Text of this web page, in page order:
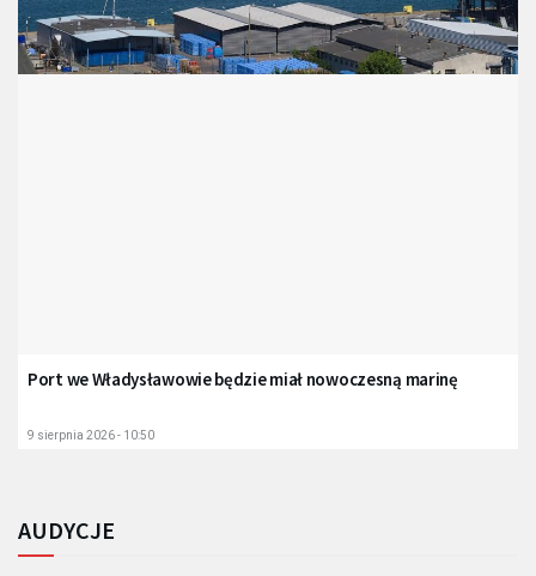
Port we Władysławowie będzie miał nowoczesną marinę
9 sierpnia 2026 - 10:50
AUDYCJE